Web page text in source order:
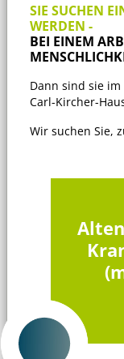
SIE SUCHEN
WERDEN -
BEI EINEM
Dann sind sie
Carl-Kircher-
Wir suchen Sie,